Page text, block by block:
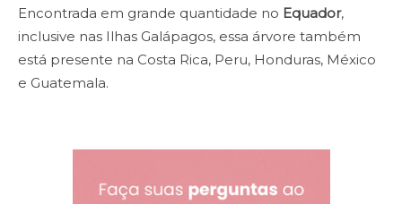
Encontrada em grande quantidade no Equador,
inclusive nas Ilhas Galápagos, essa árvore também
está presente na Costa Rica, Peru, Honduras, México
e Guatemala.